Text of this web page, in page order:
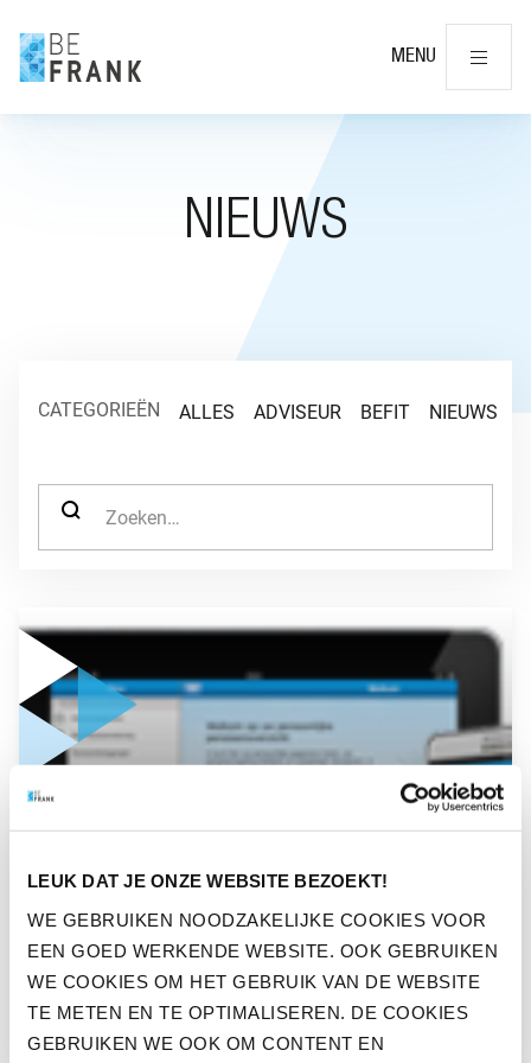
LEUK DAT JE ONZE WEBSITE BEZOEKT!
WE GEBRUIKEN NOODZAKELIJKE COOKIES VOOR
EEN GOED WERKENDE WEBSITE. OOK GEBRUIKEN
WE COOKIES OM HET GEBRUIK VAN DE WEBSITE
TE METEN EN TE OPTIMALISEREN. DE COOKIES
GEBRUIKEN WE OOK OM CONTENT EN
MENU
NIEUWS
CATEGORIEËN ALLES ADVISEUR BEFIT NIEUWS
ZOEK NAAR:
GA NAAR “WAAROM EEN APP ONTWIKKELEN VOOR
WAAROM EEN APP
ONTWIKKELEN VOOR
PENSIOEN?
OPINIE